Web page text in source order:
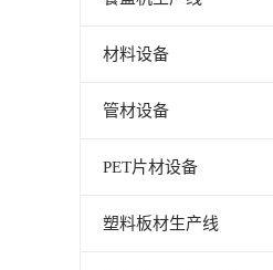
材料设备
管材设备
PET片材设备
塑料板材生产线